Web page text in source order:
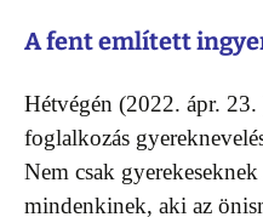
A fent említett
Hétvégén (2022. ápr.
foglalkozás
Nem csak
mindenkinek, aki az